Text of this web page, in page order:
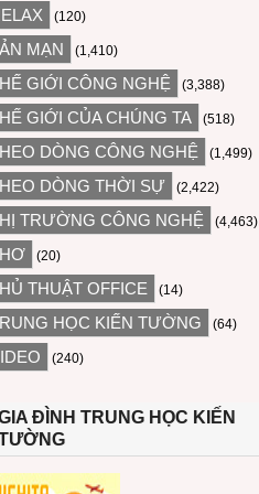
(120)
MẠN (1,410)
GIỚI CÔNG NGHỆ (3,388)
GIỚI CỦA CHÚNG TA (518)
DÒNG CÔNG NGHỆ (1,499)
DÒNG THỜI SỰ (2,422)
TRƯỜNG CÔNG NGHỆ (4,463)
(20)
THUẬT OFFICE (14)
HỌC KIẾN TƯỜNG (64)
(240)
ĐÌNH TRUNG HỌC KIẾN